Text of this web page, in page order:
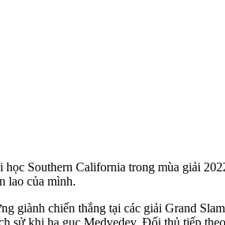
Southern California trong mùa giải
lao của mình.
giành chiến thắng tại các giải Grand
sử khi hạ gục Medvedev. Đối thủ tiếp